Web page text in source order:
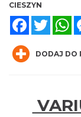
CIESZYN
Facebook
DODAJ DO